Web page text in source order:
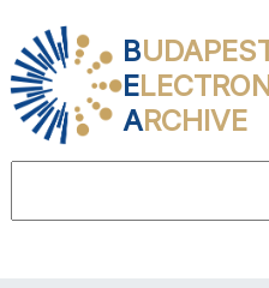
B
E
ARCHIVE